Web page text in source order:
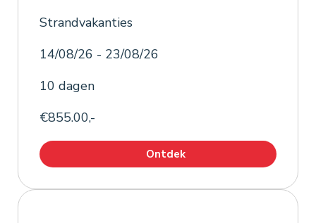
Strandvakanties
14/08/26 - 23/08/26
10 dagen
€855.00,-
Ontdek